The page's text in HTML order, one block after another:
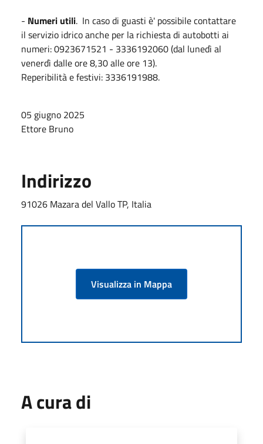
- Numeri utili. In caso di guasti è' possibile contattare
il servizio idrico anche per la richiesta di autobotti ai
numeri: 0923671521 - 3336192060 (dal lunedì al
venerdì dalle ore 8,30 alle ore 13).
Reperibilità e festivi: 3336191988.
05 giugno 2025
Ettore Bruno
Indirizzo
91026 Mazara del Vallo TP, Italia
Visualizza in Mappa
A cura di